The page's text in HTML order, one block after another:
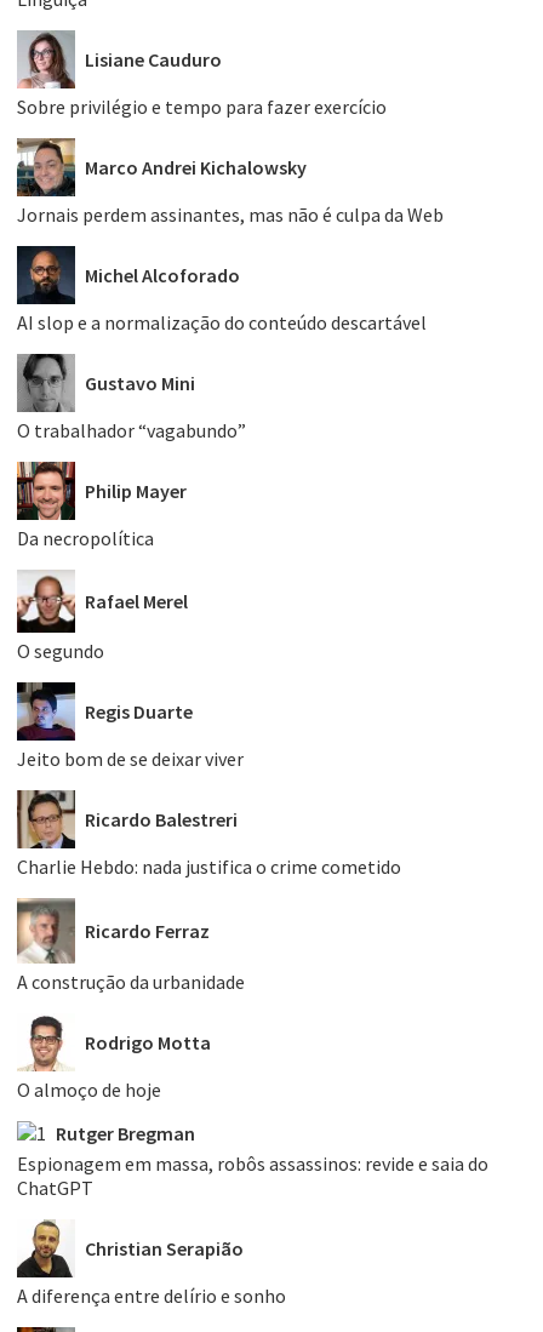
Lisiane Cauduro
Sobre privilégio e tempo para fazer exercício
Marco Andrei Kichalowsky
Jornais perdem assinantes, mas não é culpa da Web
Michel Alcoforado
AI slop e a normalização do conteúdo descartável
Gustavo Mini
O trabalhador “vagabundo”
Philip Mayer
Da necropolítica
Rafael Merel
O segundo
Regis Duarte
Jeito bom de se deixar viver
Ricardo Balestreri
Charlie Hebdo: nada justifica o crime cometido
Ricardo Ferraz
A construção da urbanidade
Rodrigo Motta
O almoço de hoje
Rutger Bregman
Espionagem em massa, robôs assassinos: revide e saia do
ChatGPT
Christian Serapião
A diferença entre delírio e sonho